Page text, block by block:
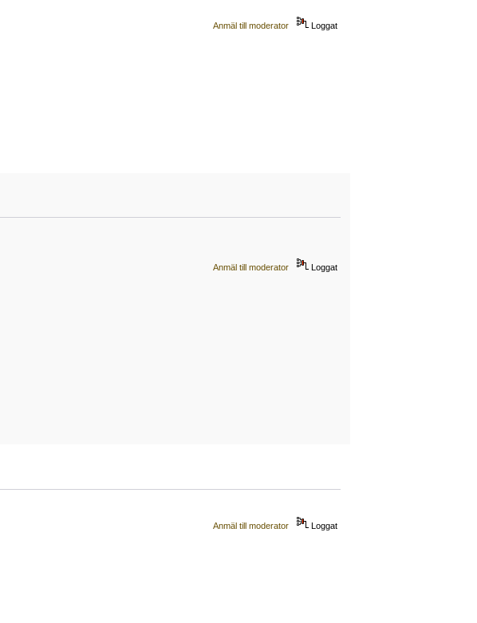
Anmäl till moderator Loggat
Anmäl till moderator Loggat
Anmäl till moderator Loggat